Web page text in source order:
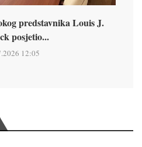
predstavnika Louis J.
posjetio...
12:05